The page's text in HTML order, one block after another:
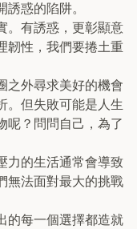
惑的陷阱。
。有誘惑，更彰顯意
韌性，我們要捲土重
之外尋求美好的機會
。但失敗可能是人生
呢？問問自己，為了
力的生活通常會導致
無法面對最大的挑戰
的每一個選擇都造就